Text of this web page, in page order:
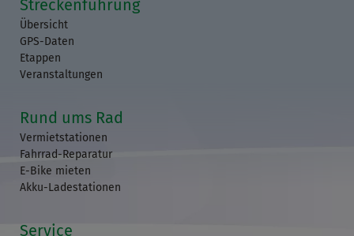
Streckenführung
Übersicht
GPS-Daten
Etappen
Veranstaltungen
Rund ums Rad
Vermietstationen
Fahrrad-Reparatur
E-Bike mieten
Akku-Ladestationen
Service